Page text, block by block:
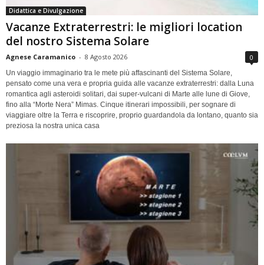
Didattica e Divulgazione
Vacanze Extraterrestri: le migliori location
del nostro Sistema Solare
Agnese Caramanico - 8 Agosto 2026 0
Un viaggio immaginario tra le mete più affascinanti del Sistema Solare,
pensato come una vera e propria guida alle vacanze extraterrestri: dalla Luna
romantica agli asteroidi solitari, dai super-vulcani di Marte alle lune di Giove,
fino alla “Morte Nera” Mimas. Cinque itinerari impossibili, per sognare di
viaggiare oltre la Terra e riscoprire, proprio guardandola da lontano, quanto sia
preziosa la nostra unica casa